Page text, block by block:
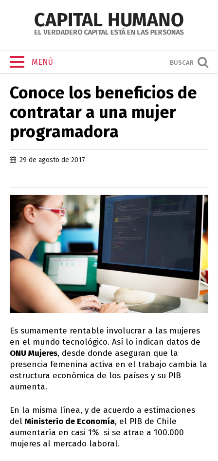
MENÚ BUSCAR
Conoce los beneficios de
contratar a una mujer
programadora
29 de agosto de 2017
Es sumamente rentable involucrar a las mujeres
en el mundo tecnológico. Así lo indican datos de
ONU Mujeres, desde donde aseguran que la
presencia femenina activa en el trabajo cambia la
estructura económica de los países y su PIB
aumenta.
En la misma línea, y de acuerdo a estimaciones
del Ministerio de Economía, el PIB de Chile
aumentaría en casi 1% si se atrae a 100.000
mujeres al mercado laboral.